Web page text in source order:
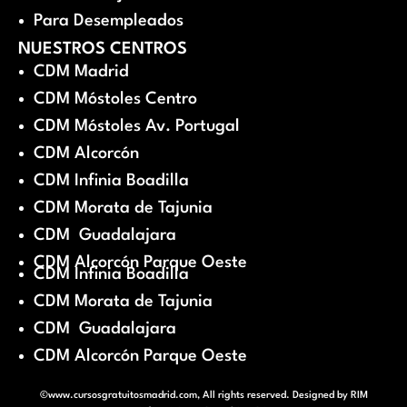
Para Desempleados
NUESTROS CENTROS
CDM Madrid
CDM Móstoles Centro
CDM Móstoles Av. Portugal
CDM Alcorcón
CDM Infinia Boadilla
CDM Morata de Tajunia
CDM Guadalajara
CDM Alcorcón Parque Oeste
CDM Infinia Boadilla
CDM Morata de Tajunia
CDM Guadalajara
CDM Alcorcón Parque Oeste
©www.cursosgratuitosmadrid.com, All rights reserved. Designed by RIM